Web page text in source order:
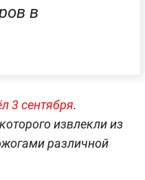
в
3 сентября.
извлекли из
различной